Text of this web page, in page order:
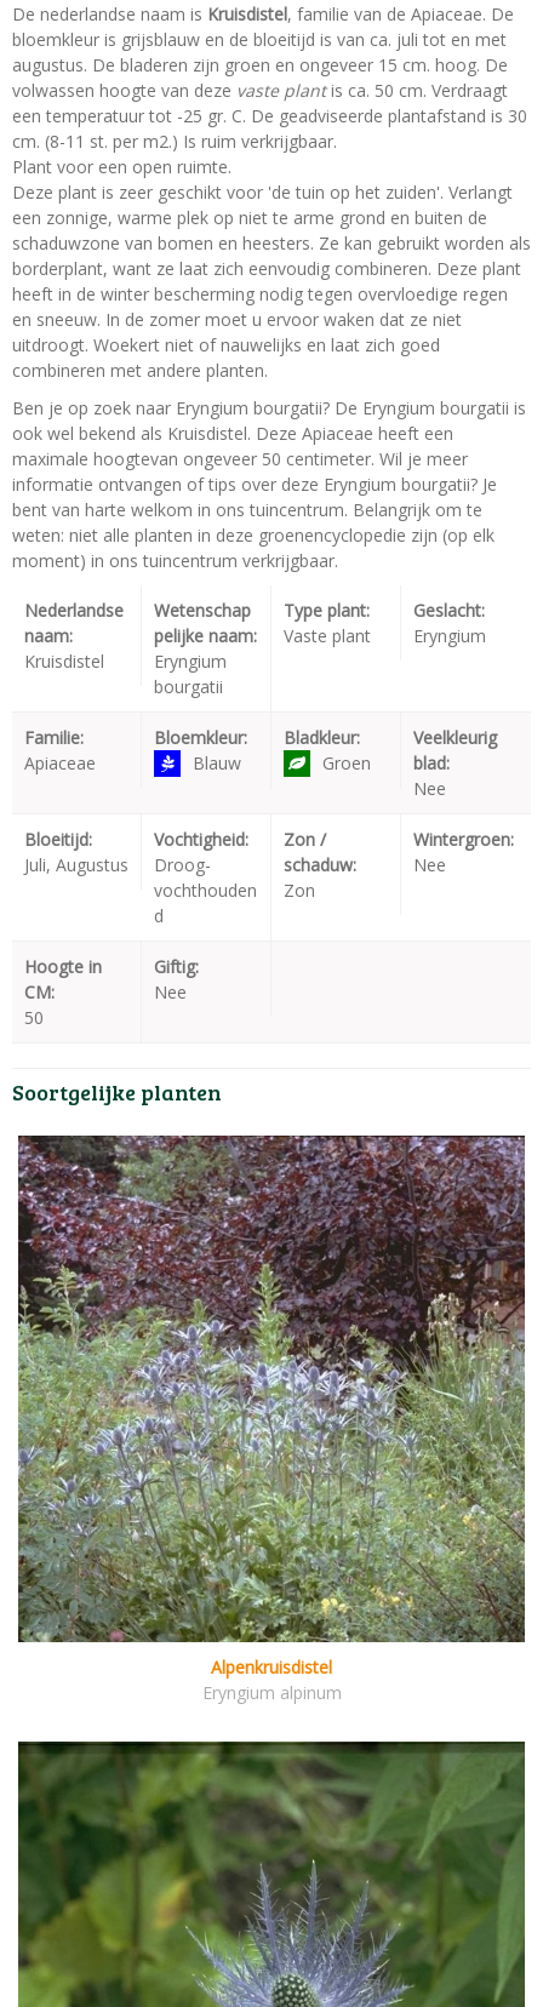
De nederlandse naam is Kruisdistel, familie van de Apiaceae. De
bloemkleur is grijsblauw en de bloeitijd is van ca. juli tot en met
augustus. De bladeren zijn groen en ongeveer 15 cm. hoog. De
volwassen hoogte van deze vaste plantis ca. 50 cm. Verdraagt
een temperatuur tot -25 gr. C. De geadviseerde plantafstand is 30
cm. (8-11 st. per m2.) Is ruim verkrijgbaar.
Plant voor een open ruimte.
Deze plant is zeer geschikt voor 'de tuin op het zuiden'. Verlangt
een zonnige, warme plek op niet te arme grond en buiten de
schaduwzone van bomen en heesters. Ze kan gebruikt worden als
borderplant, want ze laat zich eenvoudig combineren. Deze plant
heeft in de winter bescherming nodig tegen overvloedige regen
en sneeuw. In de zomer moet u ervoor waken dat ze niet
uitdroogt. Woekert niet of nauwelijks en laat zich goed
combineren met andere planten.
Ben je op zoek naar Eryngium bourgatii? De Eryngium bourgatii is
ook wel bekend als Kruisdistel. Deze Apiaceae heeft een
maximale hoogtevan ongeveer 50 centimeter. Wil je meer
informatie ontvangen of tips over deze Eryngium bourgatii? Je
bent van harte welkom in ons tuincentrum. Belangrijk om te
weten: niet alle planten in deze groenencyclopedie zijn (op elk
moment) in ons tuincentrum verkrijgbaar.
Nederlandse
naam:
Kruisdistel
Wetenschap
pelijke naam:
Eryngium
bourgatii
Type plant:
Vaste plant
Geslacht:
Eryngium
Familie:
Apiaceae
Bloemkleur:
Blauw
Bladkleur:
Groen
Veelkleurig
blad:
Nee
Bloeitijd:
Juli, Augustus
Vochtigheid:
Droog-
vochthouden
d
Zon /
schaduw:
Zon
Wintergroen:
Nee
Hoogte in
CM:
50
Giftig:
Nee
Soortgelijke planten
Alpenkruisdistel
Eryngium alpinum